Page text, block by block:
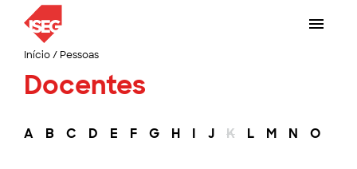
Início/ Pessoas
Docentes
A B C D E F G H I J K L M N O